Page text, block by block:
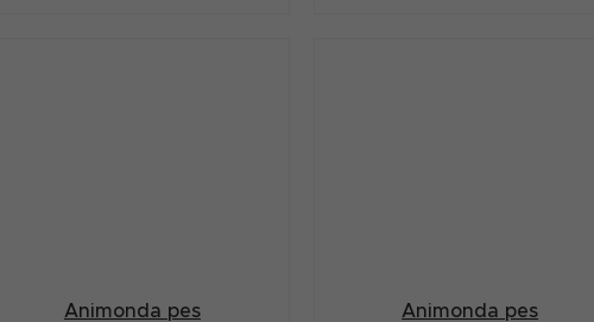
Animonda pes
Animonda pes